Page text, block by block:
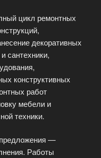
цикл ремонтных
декоративных
сантехники,
конструктивных
работ
мебели и
техники.
—
Работы